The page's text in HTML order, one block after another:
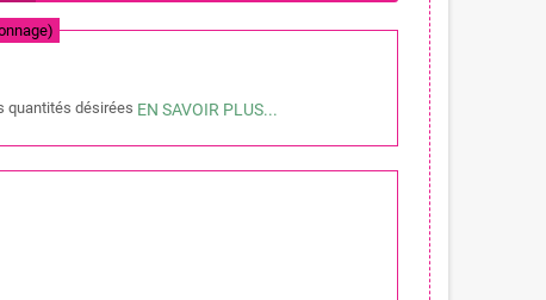
quantités désirées EN SAVOIR PLUS...